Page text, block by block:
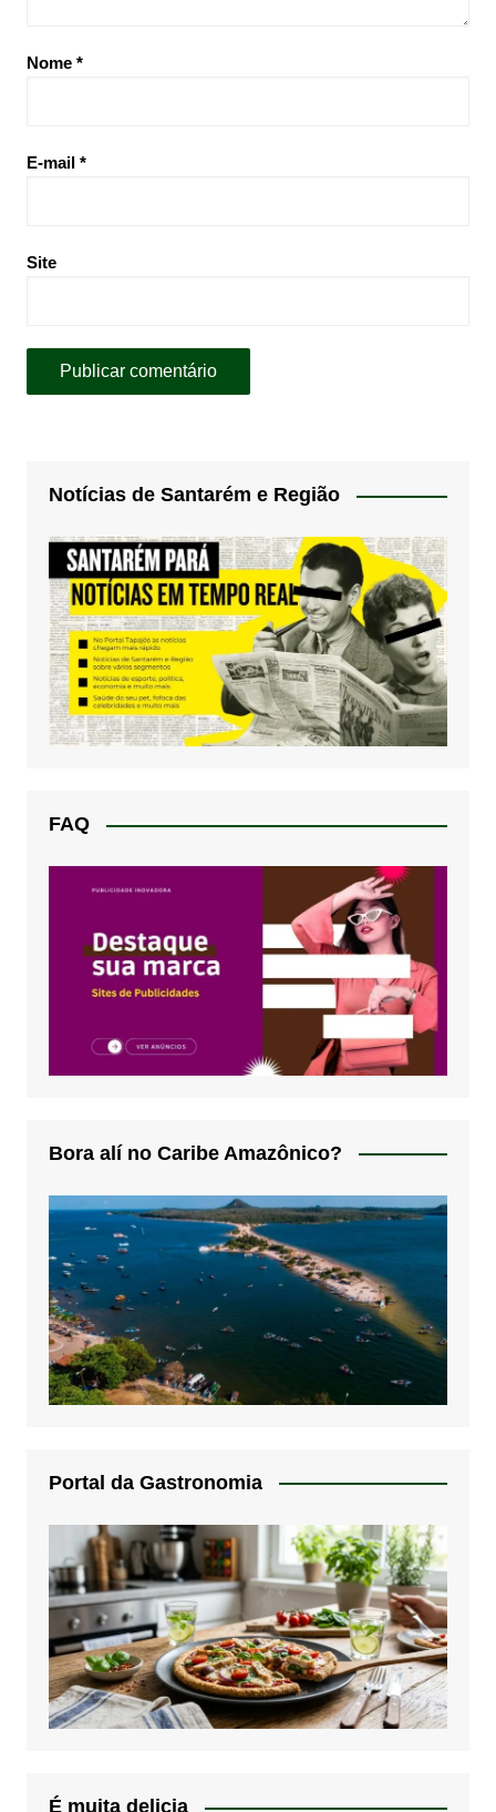
Nome *
E-mail *
Site
Notícias de Santarém e Região
FAQ
Bora alí no Caribe Amazônico?
Portal da Gastronomia
É muita delicia